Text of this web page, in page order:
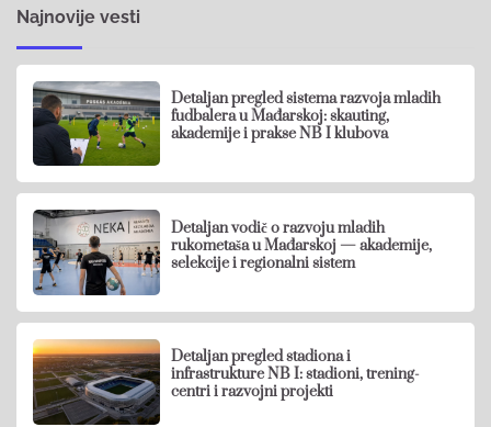
Najnovije vesti
Detaljan pregled sistema razvoja mladih
fudbalera u Mađarskoj: skauting,
akademije i prakse NB I klubova
Detaljan vodič o razvoju mladih
rukometaša u Mađarskoj — akademije,
selekcije i regionalni sistem
Detaljan pregled stadiona i
infrastrukture NB I: stadioni, trening-
centri i razvojni projekti